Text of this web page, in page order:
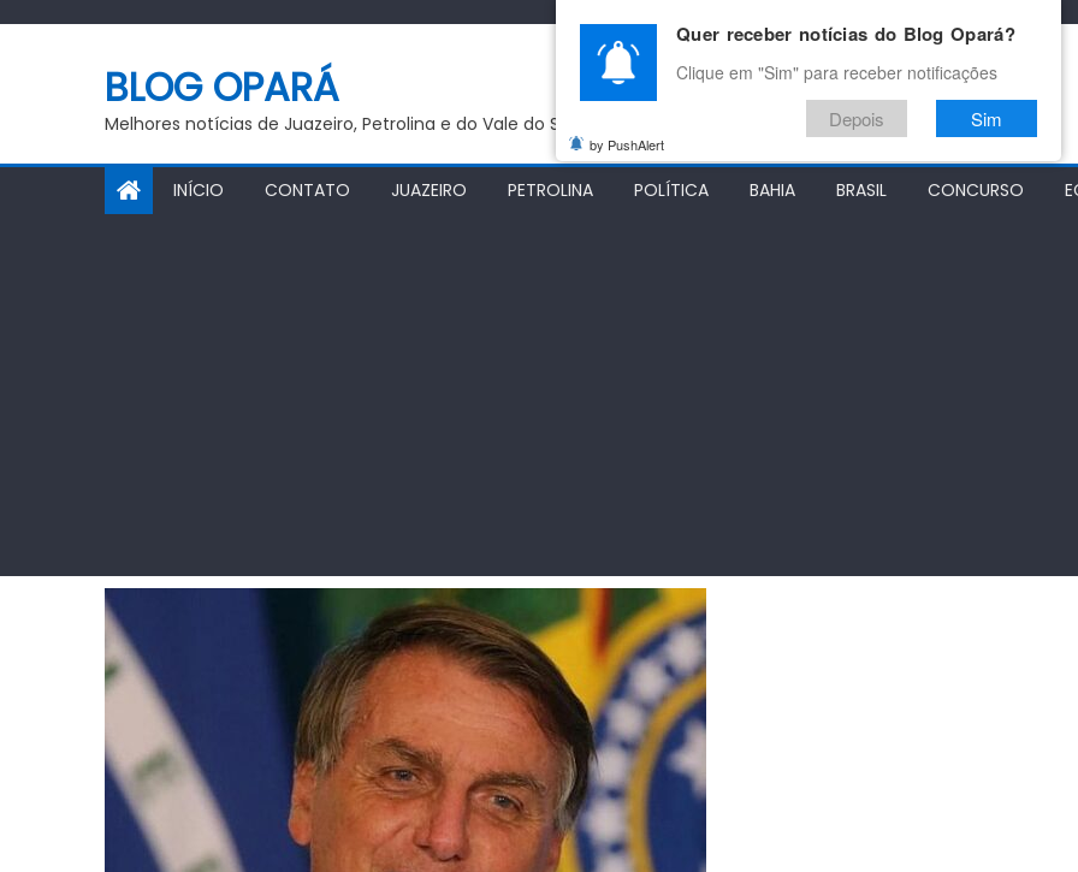
BLOG OPARÁ
Melhores notícias de Juazeiro, Petrolina e do Vale do São Francisco
INÍCIO CONTATO JUAZEIRO PETROLINA POLÍTICA BAHIA BRASIL CONCURSO
Quer receber notícias do Blog Opará?
Clique em "Sim" para receber notificações
Depois Sim
by PushAlert